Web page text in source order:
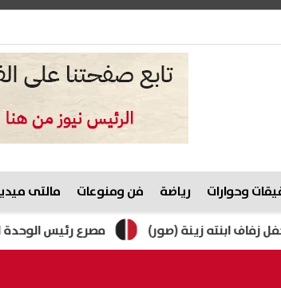
وحوارات رياضة فن ومنوعات مالتى
مصرع رئيس الوحدة زينة (صور)